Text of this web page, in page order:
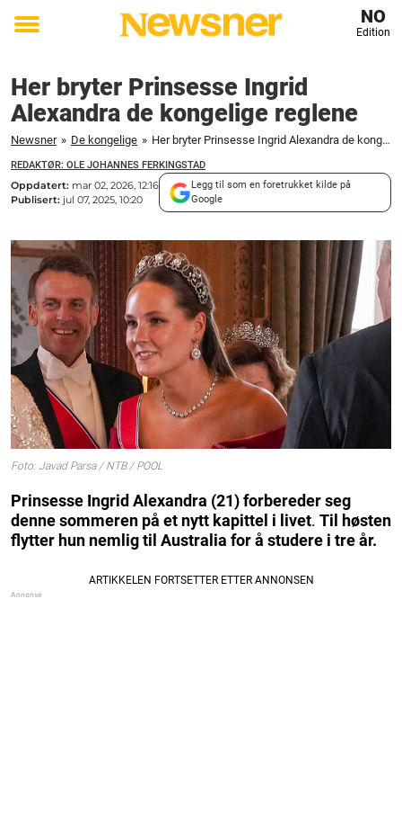
Toggle
NO
Edition
Her bryter Prinsesse Ingrid
Alexandra de kongelige reglene
Newsner » De kongelige » Her bryter Prinsesse Ingrid Alexandra de kongelige reglene
REDAKTØR: OLE JOHANNES FERKINGSTAD
Oppdatert: mar 02, 2026, 12:16
Publisert: jul 07, 2025, 10:20
Legg til som en foretrukket kilde på
Google
Foto: Javad Parsa / NTB / POOL
Prinsesse Ingrid Alexandra (21) forbereder seg
denne sommeren på et nytt kapittel i livet. Til
høsten
flytter hun nemlig til Australia for å studere i tre år.